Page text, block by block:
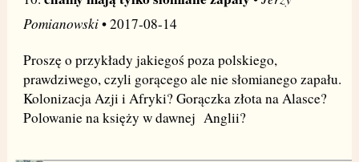
Pomianowski• 2017-08-14
Proszę o przykłady jakiegoś poza polskiego,
prawdziwego, czyli gorącego ale nie słomianego zapału.
Kolonizacja Azji i Afryki? Gorączka złota na Alasce?
Polowanie na księży w dawnej Anglii?